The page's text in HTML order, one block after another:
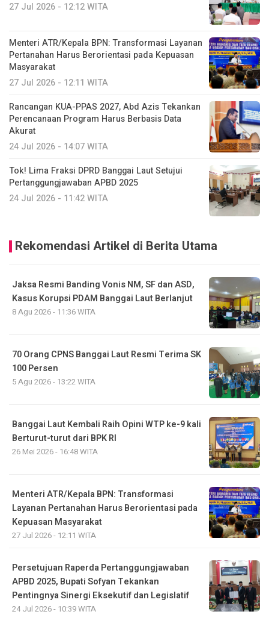
27 Jul 2026 - 12:12 WITA
Menteri ATR/Kepala BPN: Transformasi Layanan
Pertanahan Harus Berorientasi pada Kepuasan
Masyarakat
27 Jul 2026 - 12:11 WITA
Rancangan KUA-PPAS 2027, Abd Azis Tekankan
Perencanaan Program Harus Berbasis Data
Akurat
24 Jul 2026 - 14:07 WITA
Tok! Lima Fraksi DPRD Banggai Laut Setujui
Pertanggungjawaban APBD 2025
24 Jul 2026 - 11:42 WITA
Rekomendasi Artikel di Berita Utama
Jaksa Resmi Banding Vonis NM, SF dan ASD,
Kasus Korupsi PDAM Banggai Laut Berlanjut
8 Agu 2026 - 11:36 WITA
70 Orang CPNS Banggai Laut Resmi Terima SK
100 Persen
5 Agu 2026 - 13:22 WITA
Banggai Laut Kembali Raih Opini WTP ke-9 kali
Berturut-turut dari BPK RI
26 Mei 2026 - 16:48 WITA
Menteri ATR/Kepala BPN: Transformasi
Layanan Pertanahan Harus Berorientasi pada
Kepuasan Masyarakat
27 Jul 2026 - 12:11 WITA
Persetujuan Raperda Pertanggungjawaban
APBD 2025, Bupati Sofyan Tekankan
Pentingnya Sinergi Eksekutif dan Legislatif
24 Jul 2026 - 10:39 WITA